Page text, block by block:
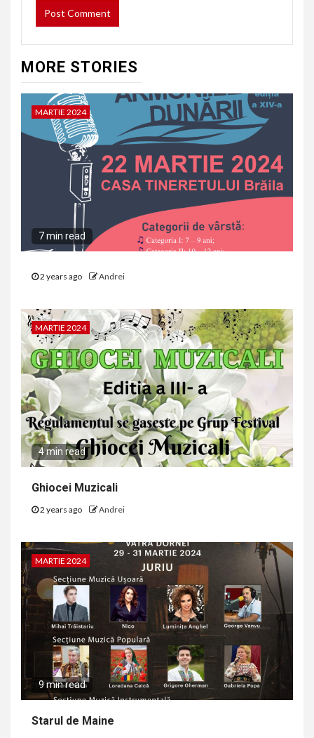
MORE STORIES
MARTIE 2024
7 min read
2 years ago Andrei
MARTIE 2024
4 min read
Ghiocei Muzicali
2 years ago Andrei
MARTIE 2024
9 min read
Starul de Maine